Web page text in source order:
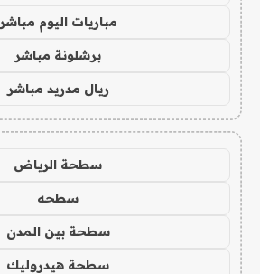
مباريات اليوم مباشر
برشلونة مباشر
ريال مدريد مباشر
سطحة الرياض
سطحه
سطحة بين المدن
سطحة هيدروليك